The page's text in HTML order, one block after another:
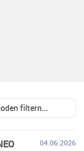
04.06.2026